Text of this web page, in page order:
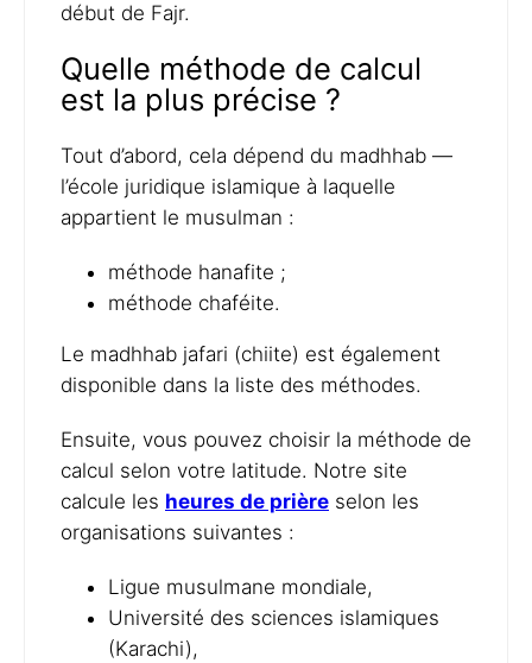
début de Fajr.
Quelle méthode de calcul
est la plus précise ?
Tout d’abord, cela dépend du madhhab —
l’école juridique islamique à laquelle
appartient le musulman :
méthode hanafite ;
méthode chaféite.
Le madhhab jafari (chiite) est également
disponible dans la liste des méthodes.
Ensuite, vous pouvez choisir la méthode de
calcul selon votre latitude. Notre site
calcule les heures de prière selon les
organisations suivantes :
Ligue musulmane mondiale,
Université des sciences islamiques
(Karachi),